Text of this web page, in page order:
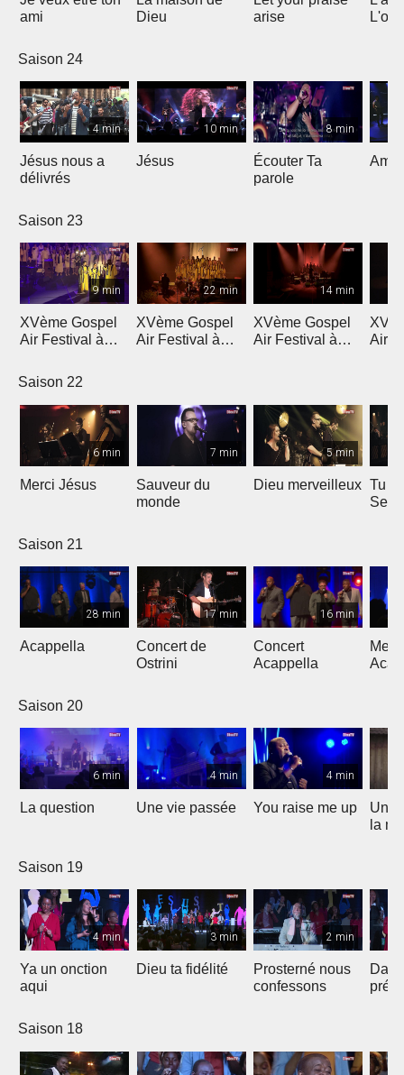
ami
Dieu
arise
Saison 24
4 min
Jésus nous a
délivrés
10 min
Jésus
8 min
Écouter Ta
parole
Ami
Saison 23
9 min
XVème Gospel
Air Festival à
22 min
XVème Gospel
Air Festival à
14 min
XVème Gospel
Air Festival à
Air
Saison 22
6 min
Merci Jésus
7 min
Sauveur du
monde
5 min
Dieu merveilleux Tu
Saison 21
28 min
Acappella
17 min
Concert de
Ostrini
16 min
Concert
Acappella
Saison 20
6 min
La question
4 min
Une vie passée
4 min
You raise me up
Une
la
Saison 19
4 min
Ya un onction
aqui
3 min
Dieu ta fidélité
2 min
Prosterné nous
confessons
Saison 18